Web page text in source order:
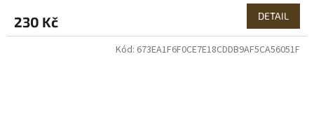
230 Kč DETAIL
Kód: 673EA1F6F0CE7E18CDDB9AF5CA56051F